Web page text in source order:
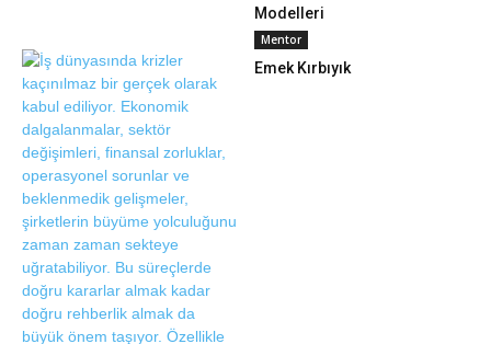
Modelleri
Mentor
Emek Kırbıyık